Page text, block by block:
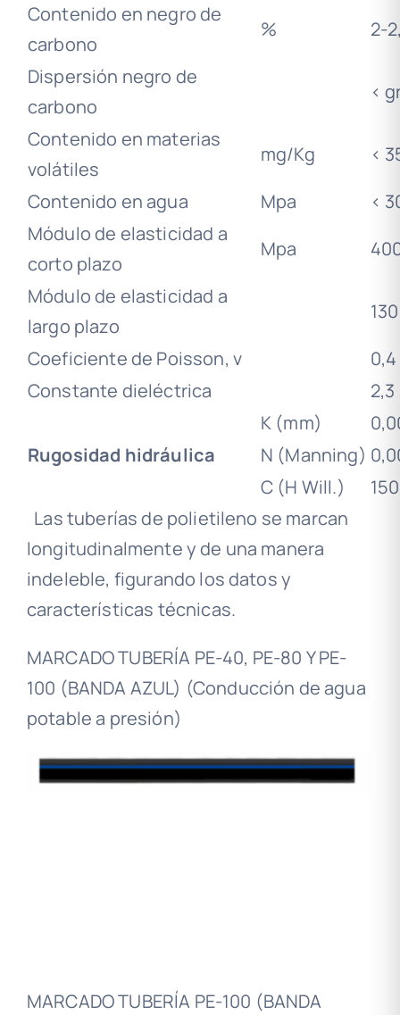
Contenido en negro de
carbono
%
2-
Dispersión negro de
carbono
<
Contenido en materias
volátiles
mg/Kg
<
Contenido en agua
Mpa
<
Módulo de elasticidad a
corto plazo
Mpa
Módulo de elasticidad a
largo plazo
130
Coeficiente de Poisson, v
0,4
Constante dieléctrica
2,3
Rugosidad hidráulica
K (mm)
N (Manning)
C (H Will.)
150
Las tuberías de polietileno se marcan
longitudinalmente y de una manera
indeleble, figurando los datos y
características técnicas.
MARCADO TUBERÍA PE-40, PE-80 Y PE-
100 (BANDA AZUL) (Conducción de agua
potable a presión)
MARCADO TUBERÍA PE-100 (BANDA